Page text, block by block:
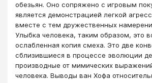
обезьян. Оно сопряжено с игровым
является демонстрацией легкой
вместе с тем дружественных
Улыбка человека, таким образом, это
ослабленная копия смеха. Это две
сблизившиеся в процессе эволюции
производные от мимических
человека. Выводы ван Хофа